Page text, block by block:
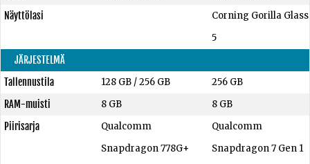
Näyttölasi
Corning Gorilla Glass
5
JÄRJESTELMÄ
Tallennustila
128 GB/256 GB
256 GB
RAM-muisti
8 GB
8 GB
Piirisarja
Qualcomm
Snapdragon 778G+
Qualcomm
Snapdragon 7 Gen 1